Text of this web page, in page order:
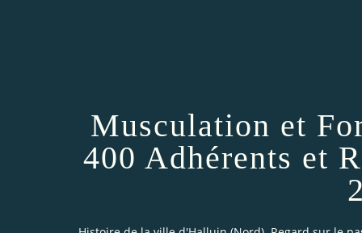
Musculation et
400 Adhérents et